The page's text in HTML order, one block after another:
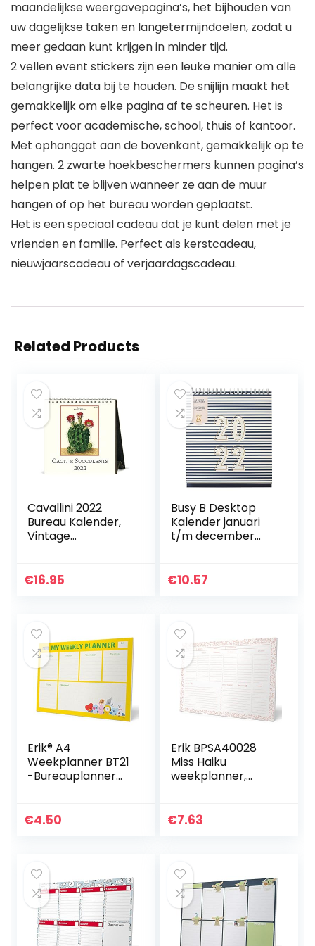
maandelijkse weergavepagina’s, het bijhouden van
uw dagelijkse taken en langetermijndoelen, zodat u
meer gedaan kunt krijgen in minder tijd.
2 vellen event stickers zijn een leuke manier om alle
belangrijke data bij te houden. De snijlijn maakt het
gemakkelijk om elke pagina af te scheuren. Het is
perfect voor academische, school, thuis of kantoor.
Met ophanggat aan de bovenkant, gemakkelijk op te
hangen. 2 zwarte hoekbeschermers kunnen pagina’s
helpen plat te blijven wanneer ze aan de muur
hangen of op het bureau worden geplaatst.
Het is een speciaal cadeau dat je kunt delen met je
vrienden en familie. Perfect als kerstcadeau,
nieuwjaarscadeau of verjaardagscadeau.
Related Products
Cavallini 2022
Bureau Kalender,
Vintage
€16.95
Busy B Desktop
Kalender januari
t/m december
zakken en
€10.57
Erik® A4
Weekplanner BT21
-Bureauplanner
vellen
€4.50
Erik BPSA40028
Miss Haiku
weekplanner,
planner
€7.63